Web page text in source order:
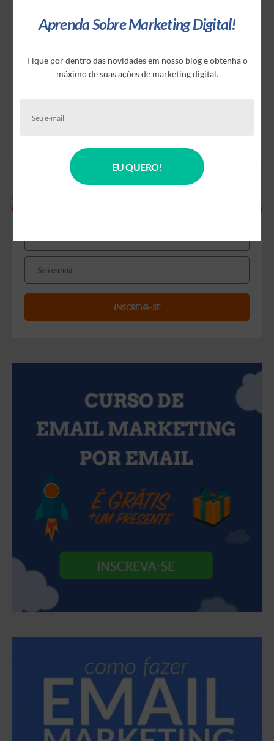
CALENDÁRIO DE MARKETING JULHO DE
ZERO-PARTY DATA: COMO COLETAR
INFORMAÇÕES DIRETAMENTE DOS
Assine nossa Newsletter
Aprenda Sobre Marketing Digital!
Fique por dentro das novidades em nosso blog e obtenha o
máximo de suas ações de marketing digital.
EU QUERO!